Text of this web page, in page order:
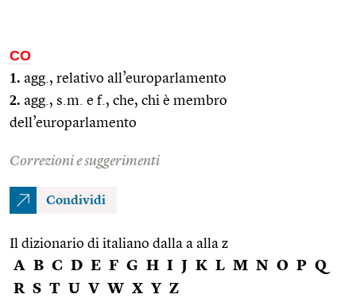
CO
1. agg., relativo all’europarlamento
2. agg., s.m. e f., che, chi è membro
dell’europarlamento
Correzioni e suggerimenti
Condividi
Il dizionario di italiano dalla a alla z
A B C D E F G H I J K L M N O P Q
R S T U V W X Y Z